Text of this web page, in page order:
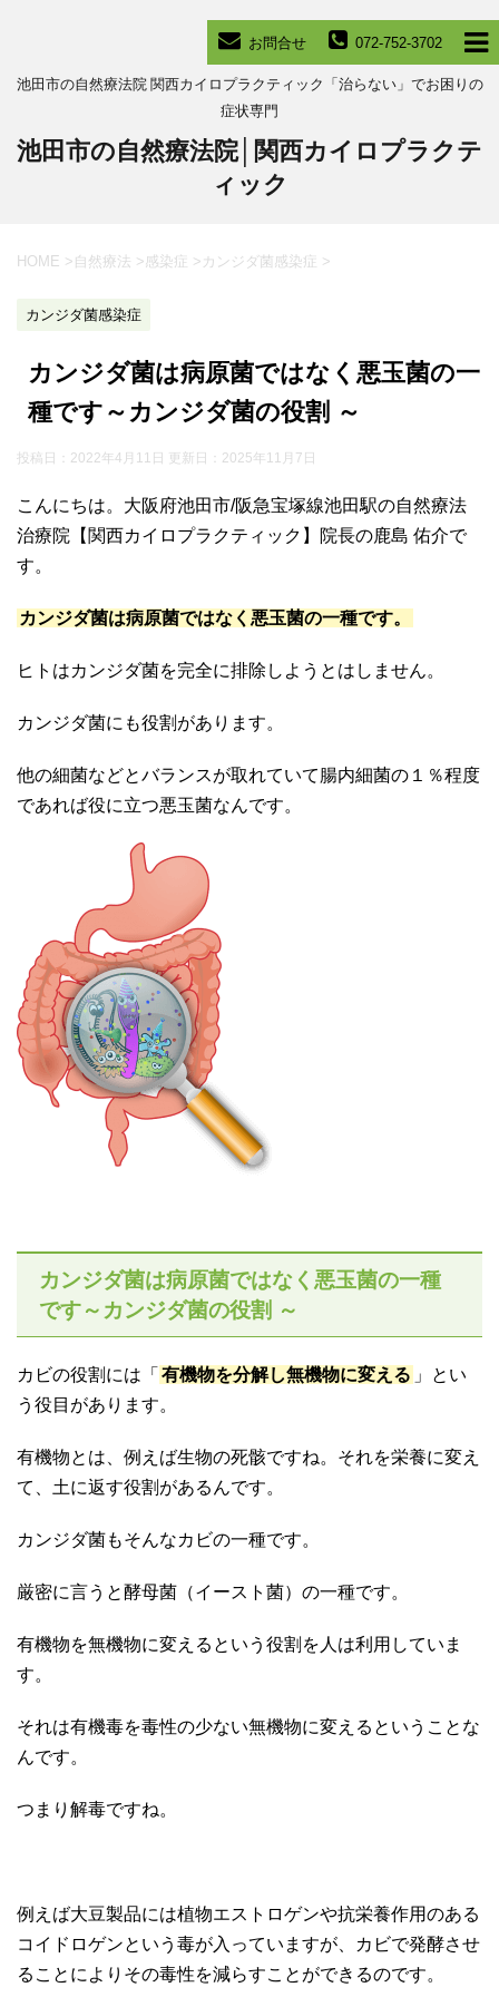
072-752-3702
お問合せ
池田市の自然療法院 関西カイロプラクティック「治らない」でお困りの
症状専門
池田市の自然療法院│関西カイロプラクテ
ィック
HOME > 自然療法 >感染症 > カンジダ菌感染症 >
カンジダ菌感染症
カンジダ菌は病原菌ではなく悪玉菌の一
種です～カンジダ菌の役割 ～
投稿日：2022年4月11日 更新日： 2025年11月7日
こんにちは。大阪府池田市/阪急宝塚線池田駅の自然療法
治療院【関西カイロプラクティック】院長の鹿島 佑介で
す。
カンジダ菌は病原菌ではなく悪玉菌の一種です。
ヒトはカンジダ菌を完全に排除しようとはしません。
カンジダ菌にも役割があります。
他の細菌などとバランスが取れていて腸内細菌の１％程度
であれば役に立つ悪玉菌なんです。
カンジダ菌は病原菌ではなく悪玉菌の一種
です～カンジダ菌の役割 ～
カビの役割には「 有機物を分解し無機物に変える 」とい
う役目があります。
有機物とは、例えば生物の死骸ですね。それを栄養に変え
て、土に返す役割があるんです。
カンジダ菌もそんなカビの一種です。
厳密に言うと酵母菌（イースト菌）の一種です。
有機物を無機物に変えるという役割を人は利用していま
す。
それは有機毒を毒性の少ない無機物に変えるということな
んです。
つまり解毒ですね。
例えば大豆製品には植物エストロゲンや抗栄養作用のある
コイドロゲンという毒が入っていますが、カビで発酵させ
ることによりその毒性を減らすことができるのです。